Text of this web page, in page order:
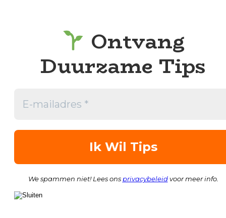
Ontvang
Duurzame Tips
We spammen niet! Lees ons privacybeleidvoor meer info.